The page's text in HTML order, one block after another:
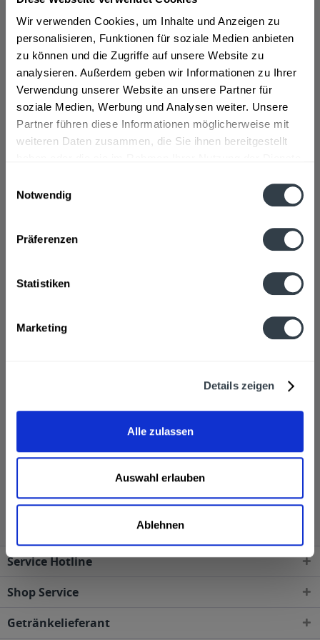
Wir verwenden Cookies, um Inhalte und Anzeigen zu
personalisieren, Funktionen für soziale Medien anbieten
zu können und die Zugriffe auf unsere Website zu
analysieren. Außerdem geben wir Informationen zu Ihrer
Verwendung unserer Website an unsere Partner für
soziale Medien, Werbung und Analysen weiter. Unsere
Partner führen diese Informationen möglicherweise mit
weiteren Daten zusammen, die Sie ihnen bereitgestellt
Notwendig
Präferenzen
Statistiken
Marketing
Details zeigen
Alle zulassen
Auswahl erlauben
Ablehnen
Die Dimple Distillery geht zurück auf das Jahr 1627, in
dem Robert Haig sich erstmalig mit dem Handwerk des
Blendens befasste. Die erste Whiskybrennerei in
Schottland wurde dann 1782 durch James Haig
gegründet und schon bald darauf entstand die erste
eigene Whiskykreation. Heutzutage gehört die Dimple
Distillery zum Großkonzern Diageo, welcher neben
Whiskys auch Wein und Bier herstellt und weltweit
Dimple Whisky ist in ca.
35 unterschiedlichen Sorten verfügbar. Zu den
Golden Selection, welche sich durch Ihre lange Reifung
und einzigartigen Geschmack auszeichnen. Dimple
Städten, Orten und Postleitzahl-Gebieten geliefert
Service Hotline
Shop Service
Getränkelieferant